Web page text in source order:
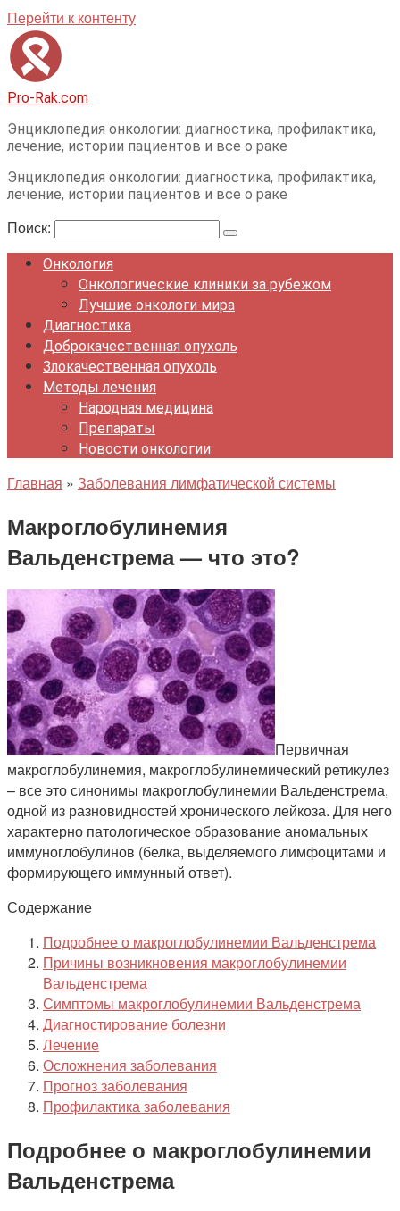
Перейти к контенту
Pro-Rak.com
Энциклопедия онкологии: диагностика, профилактика,
лечение, истории пациентов и все о раке
Энциклопедия онкологии: диагностика, профилактика,
лечение, истории пациентов и все о раке
Поиск:
Онкология
Онкологические клиники за рубежом
Лучшие онкологи мира
Диагностика
Доброкачественная опухоль
Злокачественная опухоль
Методы лечения
Народная медицина
Препараты
Новости онкологии
Главная » Заболевания лимфатической системы
Макроглобулинемия
Вальденстрема — что это?
Первичная
макроглобулинемия, макроглобулинемический ретикулез
– все это синонимы макроглобулинемии Вальденстрема,
одной из разновидностей хронического лейкоза. Для него
характерно патологическое образование аномальных
иммуноглобулинов (белка, выделяемого лимфоцитами и
формирующего иммунный ответ).
Содержание
Подробнее о макроглобулинемии Вальденстрема
Причины возникновения макроглобулинемии
Вальденстрема
Симптомы макроглобулинемии Вальденстрема
Диагностирование болезни
Лечение
Осложнения заболевания
Прогноз заболевания
Профилактика заболевания
Подробнее о макроглобулинемии
Вальденстрема